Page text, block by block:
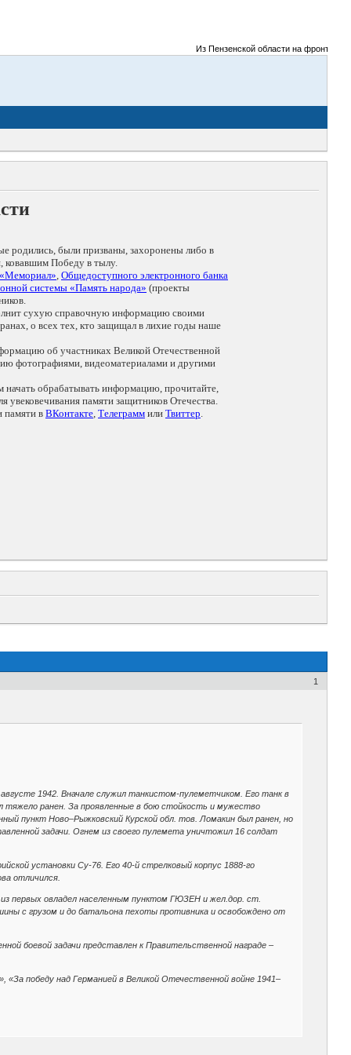
Из Пензенской области на фронты
родились, были призваны, захоронены либо в
ковавшим Победу в тылу.
, Общедоступного электронного банка
системы «Память народа» (проекты
сухую справочную информацию своими
о всех тех, кто защищал в лихие годы наше
об участниках Великой Отечественной
фотографиями, видеоматериалами и другими
начать обрабатывать информацию, прочитайте,
памяти защитников Отечества.
памяти в ВКонтакте, Телеграмм или Твиттер.
1
1942. Вначале служил танкистом-пулеметчиком. Его танк в
тяжело ранен. За проявленные в бою стойкость и мужество
пункт Ново–Рыжковский Курской обл. тов. Ломакин был ранен, но
задачи. Огнем из своего пулемета уничтожил 16 солдат
установки Су-76. Его 40-й стрелковый корпус 1888-го
отличился.
первых овладел населенным пунктом ГЮЗЕН и жел.дор. ст.
с грузом и до батальона пехоты противника и освобождено от
боевой задачи представлен к Правительственной награде –
«За победу над Германией в Великой Отечественной войне 1941–